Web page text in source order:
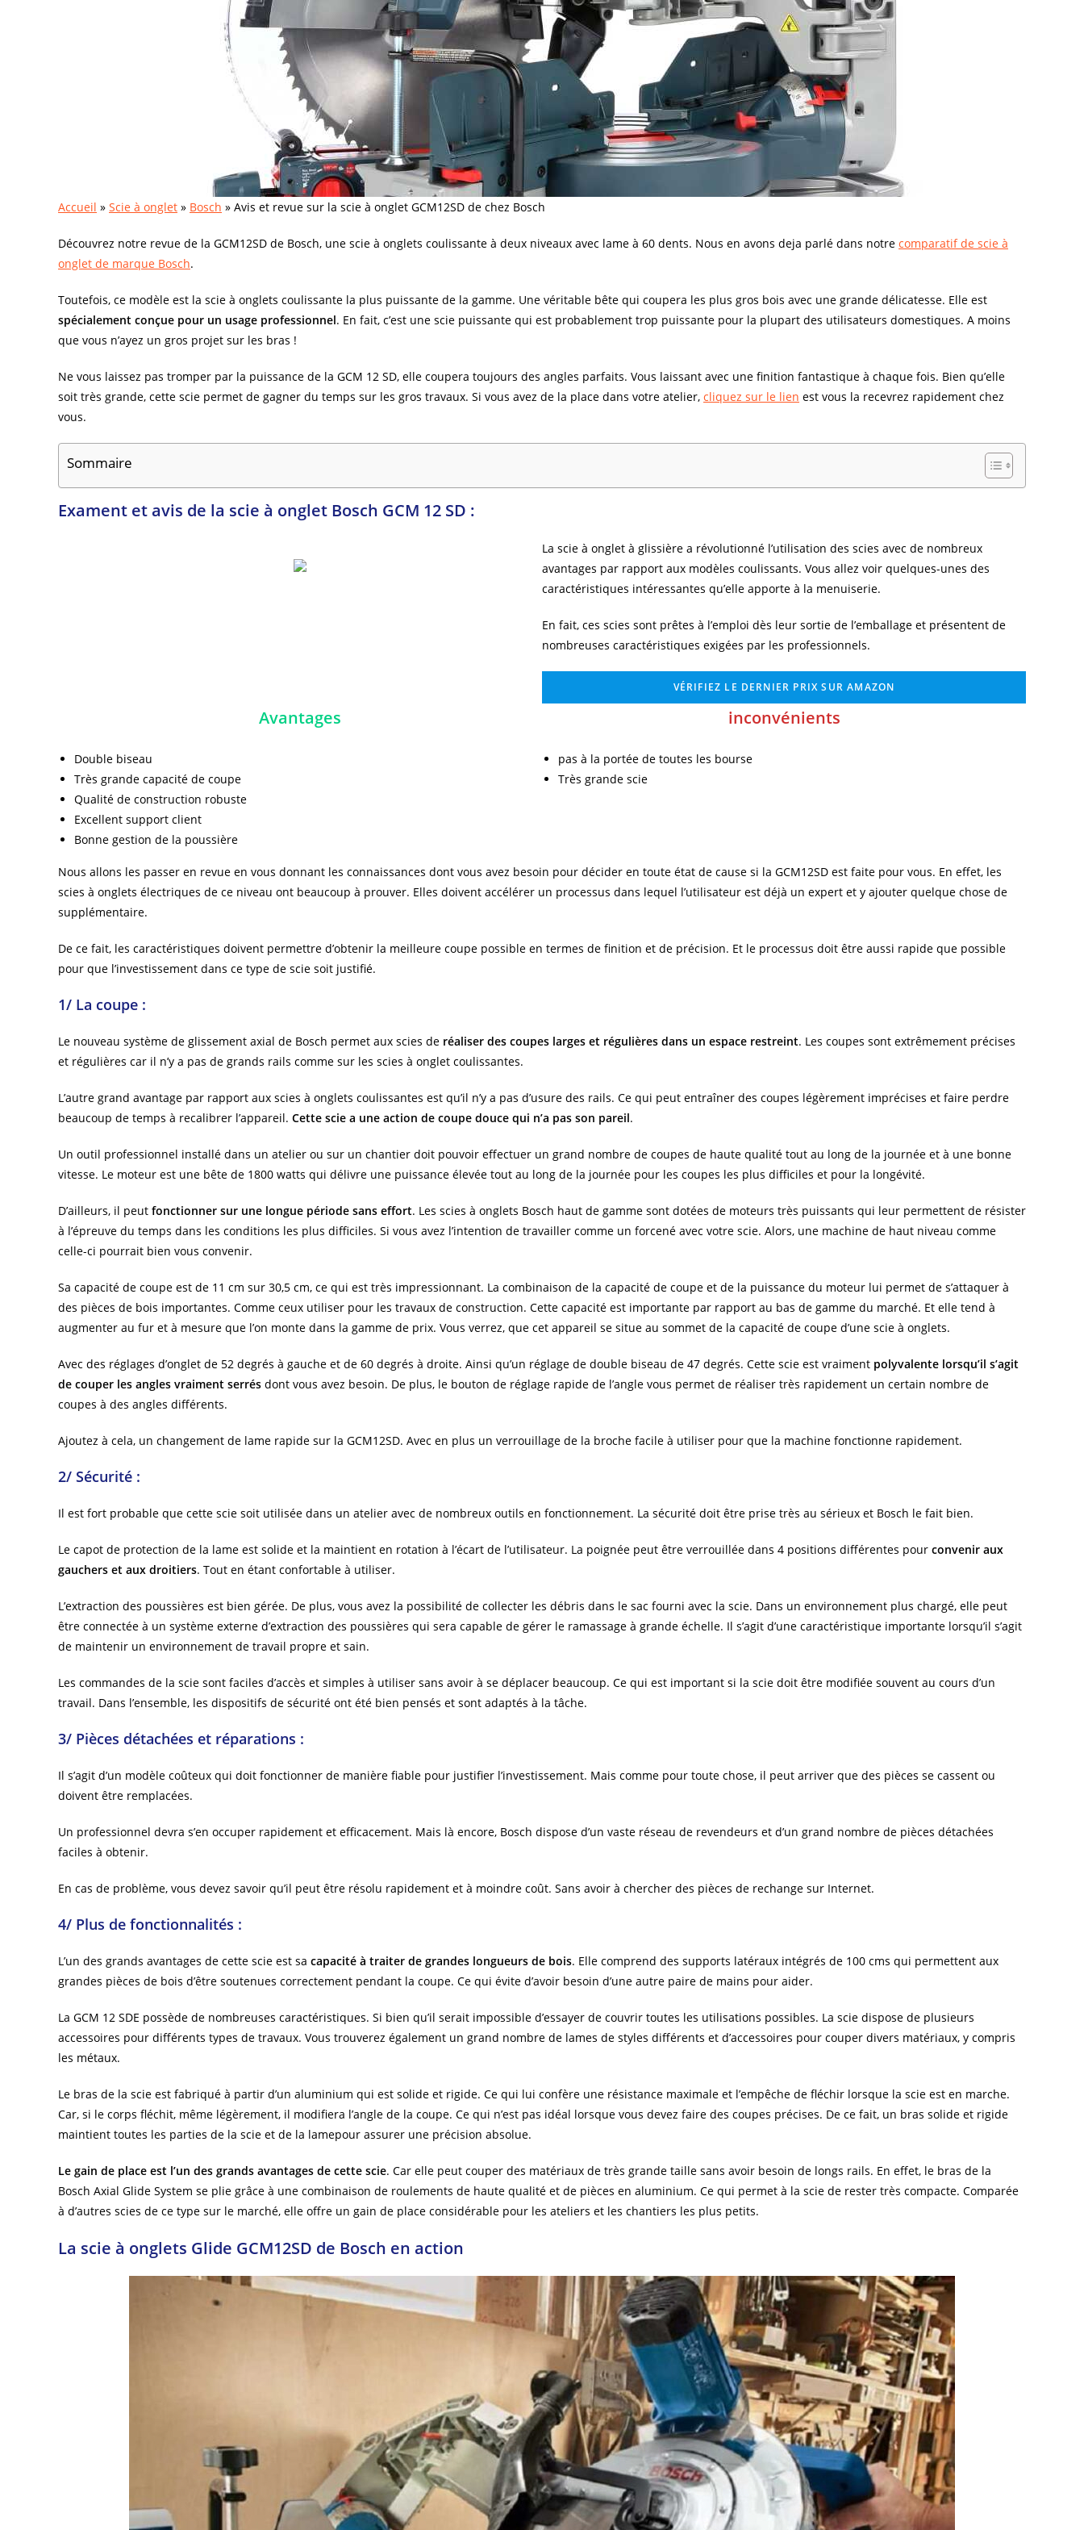
Accueil » Scie à onglet » Bosch » Avis et revue sur la scie à onglet GCM12SD de chez Bosch
Découvrez notre revue de la GCM12SD de Bosch, une scie à onglets coulissante à deux niveaux avec lame à 60 dents. Nous en avons deja parlé dans notre comparatif de scie à
onglet de marque Bosch.
Toutefois, ce modèle est la scie à onglets coulissante la plus puissante de la gamme. Une véritable bête qui coupera les plus gros bois avec une grande délicatesse. Elle est
spécialement conçue pour un usage professionnel. En fait, c’est une scie puissante qui est probablement trop puissante pour la plupart des utilisateurs domestiques. A moins
que vous n’ayez un gros projet sur les bras !
Ne vous laissez pas tromper par la puissance de la GCM 12 SD, elle coupera toujours des angles parfaits. Vous laissant avec une finition fantastique à chaque fois. Bien qu’elle
soit très grande, cette scie permet de gagner du temps sur les gros travaux. Si vous avez de la place dans votre atelier, cliquez sur le lien est vous la recevrez rapidement chez
vous.
Sommaire
Exament et avis de la scie à onglet Bosch GCM 12 SD :
La scie à onglet à glissière a révolutionné l’utilisation des scies avec de nombreux
avantages par rapport aux modèles coulissants. Vous allez voir quelques-unes des
caractéristiques intéressantes qu’elle apporte à la menuiserie.
En fait, ces scies sont prêtes à l’emploi dès leur sortie de l’emballage et présentent de
nombreuses caractéristiques exigées par les professionnels.
VÉRIFIEZ LE DERNIER PRIX SUR AMAZON
Avantages
Double biseau
Très grande capacité de coupe
Qualité de construction robuste
Excellent support client
Bonne gestion de la poussière
inconvénients
pas à la portée de toutes les bourse
Très grande scie
Nous allons les passer en revue en vous donnant les connaissances dont vous avez besoin pour décider en toute état de cause si la GCM12SD est faite pour vous. En effet, les
scies à onglets électriques de ce niveau ont beaucoup à prouver. Elles doivent accélérer un processus dans lequel l’utilisateur est déjà un expert et y ajouter quelque chose de
supplémentaire.
De ce fait, les caractéristiques doivent permettre d’obtenir la meilleure coupe possible en termes de finition et de précision. Et le processus doit être aussi rapide que possible
pour que l’investissement dans ce type de scie soit justifié.
1/ La coupe :
Le nouveau système de glissement axial de Bosch permet aux scies de réaliser des coupes larges et régulières dans un espace restreint. Les coupes sont extrêmement précises
et régulières car il n’y a pas de grands rails comme sur les scies à onglet coulissantes.
L’autre grand avantage par rapport aux scies à onglets coulissantes est qu’il n’y a pas d’usure des rails. Ce qui peut entraîner des coupes légèrement imprécises et faire perdre
beaucoup de temps à recalibrer l’appareil. Cette scie a une action de coupe douce qui n’a pas son pareil.
Un outil professionnel installé dans un atelier ou sur un chantier doit pouvoir effectuer un grand nombre de coupes de haute qualité tout au long de la journée et à une bonne
vitesse. Le moteur est une bête de 1800 watts qui délivre une puissance élevée tout au long de la journée pour les coupes les plus difficiles et pour la longévité.
D’ailleurs, il peut fonctionner sur une longue période sans effort. Les scies à onglets Bosch haut de gamme sont dotées de moteurs très puissants qui leur permettent de résister
à l’épreuve du temps dans les conditions les plus difficiles. Si vous avez l’intention de travailler comme un forcené avec votre scie. Alors, une machine de haut niveau comme
celle-ci pourrait bien vous convenir.
Sa capacité de coupe est de 11 cm sur 30,5 cm, ce qui est très impressionnant. La combinaison de la capacité de coupe et de la puissance du moteur lui permet de s’attaquer à
des pièces de bois importantes. Comme ceux utiliser pour les travaux de construction. Cette capacité est importante par rapport au bas de gamme du marché. Et elle tend à
augmenter au fur et à mesure que l’on monte dans la gamme de prix. Vous verrez, que cet appareil se situe au sommet de la capacité de coupe d’une scie à onglets.
Avec des réglages d’onglet de 52 degrés à gauche et de 60 degrés à droite. Ainsi qu’un réglage de double biseau de 47 degrés. Cette scie est vraiment polyvalente lorsqu’il s’agit
de couper les angles vraiment serrés dont vous avez besoin. De plus, le bouton de réglage rapide de l’angle vous permet de réaliser très rapidement un certain nombre de
coupes à des angles différents.
Ajoutez à cela, un changement de lame rapide sur la GCM12SD. Avec en plus un verrouillage de la broche facile à utiliser pour que la machine fonctionne rapidement.
2/ Sécurité :
Il est fort probable que cette scie soit utilisée dans un atelier avec de nombreux outils en fonctionnement. La sécurité doit être prise très au sérieux et Bosch le fait bien.
Le capot de protection de la lame est solide et la maintient en rotation à l’écart de l’utilisateur. La poignée peut être verrouillée dans 4 positions différentes pour convenir aux
gauchers et aux droitiers. Tout en étant confortable à utiliser.
L’extraction des poussières est bien gérée. De plus, vous avez la possibilité de collecter les débris dans le sac fourni avec la scie. Dans un environnement plus chargé, elle peut
être connectée à un système externe d’extraction des poussières qui sera capable de gérer le ramassage à grande échelle. Il s’agit d’une caractéristique importante lorsqu’il s’agit
de maintenir un environnement de travail propre et sain.
Les commandes de la scie sont faciles d’accès et simples à utiliser sans avoir à se déplacer beaucoup. Ce qui est important si la scie doit être modifiée souvent au cours d’un
travail. Dans l’ensemble, les dispositifs de sécurité ont été bien pensés et sont adaptés à la tâche.
3/ Pièces détachées et réparations :
Il s’agit d’un modèle coûteux qui doit fonctionner de manière fiable pour justifier l’investissement. Mais comme pour toute chose, il peut arriver que des pièces se cassent ou
doivent être remplacées.
Un professionnel devra s’en occuper rapidement et efficacement. Mais là encore, Bosch dispose d’un vaste réseau de revendeurs et d’un grand nombre de pièces détachées
faciles à obtenir.
En cas de problème, vous devez savoir qu’il peut être résolu rapidement et à moindre coût. Sans avoir à chercher des pièces de rechange sur Internet.
4/ Plus de fonctionnalités :
L’un des grands avantages de cette scie est sa capacité à traiter de grandes longueurs de bois. Elle comprend des supports latéraux intégrés de 100 cms qui permettent aux
grandes pièces de bois d’être soutenues correctement pendant la coupe. Ce qui évite d’avoir besoin d’une autre paire de mains pour aider.
La GCM 12 SDE possède de nombreuses caractéristiques. Si bien qu’il serait impossible d’essayer de couvrir toutes les utilisations possibles. La scie dispose de plusieurs
accessoires pour différents types de travaux. Vous trouverez également un grand nombre de lames de styles différents et d’accessoires pour couper divers matériaux, y compris
les métaux.
Le bras de la scie est fabriqué à partir d’un aluminium qui est solide et rigide. Ce qui lui confère une résistance maximale et l’empêche de fléchir lorsque la scie est en marche.
Car, si le corps fléchit, même légèrement, il modifiera l’angle de la coupe. Ce qui n’est pas idéal lorsque vous devez faire des coupes précises. De ce fait, un bras solide et rigide
maintient toutes les parties de la scie et de la lamepour assurer une précision absolue.
Le gain de place est l’un des grands avantages de cette scie. Car elle peut couper des matériaux de très grande taille sans avoir besoin de longs rails. En effet, le bras de la
Bosch Axial Glide System se plie grâce à une combinaison de roulements de haute qualité et de pièces en aluminium. Ce qui permet à la scie de rester très compacte. Comparée
à d’autres scies de ce type sur le marché, elle offre un gain de place considérable pour les ateliers et les chantiers les plus petits.
La scie à onglets Glide GCM12SD de Bosch en action